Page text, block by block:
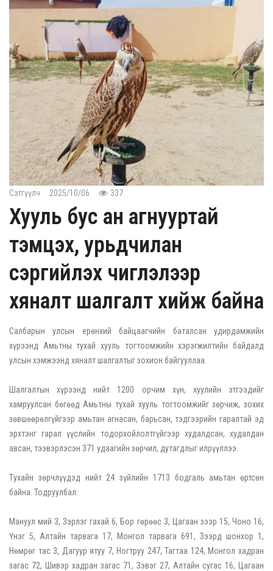
Сэтгүүлч 2025/10/06 337
Хууль бус ан агнууртай
тэмцэх, урьдчилан
сэргийлэх чиглэлээр
хяналт шалгалт хийж байна
Салбарын улсын ерөнхий байцаагчийн баталсан удирдамжийн
хүрээнд Амьтны тухай хууль тогтоомжийн хэрэгжилтийн байдалд
улсын хэмжээнд хяналт шалгалтыг зохион байгууллаа.
Шалгалтын хүрээнд нийт 1200 орчим хүн, хуулийн этгээдийг
хамруулсан бөгөөд Амьтны тухай хууль тогтоомжийг зөрчиж, зохих
зөвшөөрөлгүйгээр амьтан агнасан, барьсан, тэдгээрийн гаралтай эд
эрхтэнг гарал үүслийн тодорхойлолтгүйгээр худалдсан, худалдан
авсан, тээвэрлэсэн 371 удаагийн зөрчил, дутагдлыг илрүүллээ.
Тухайн зөрчлүүдэд нийт 24 зүйлийн 1713 бодгаль амьтан өртсөн
байна. Тодруулбал:
Мануул мий 3, Зэрлэг гахай 6, Бор гөрөөс 3, Цагаан зээр 15, Чоно 16,
Үнэг 5, Алтайн тарвага 17, Монгол тарвага 691, Зээрд шонхор 1,
Нөмрөг тас 3, Дагуур ятуу 7, Ногтруу 247, Тагтаа 124, Монгол хадран
загас 72, Шивэр хадран загас 71, Зэвэг 27, Алтайн сугас 16, Цагаан